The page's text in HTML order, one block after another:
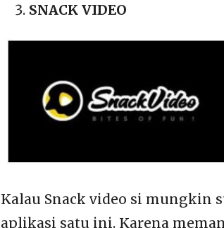
SNACK VIDEO
Kalau Snack video si mungkin
aplikasi satu ini. Karena